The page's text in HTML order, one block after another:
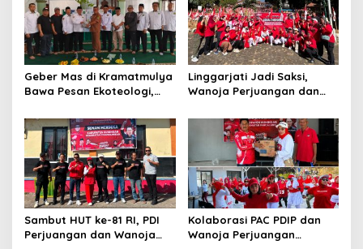
Geber Mas di Kramatmulya
Bawa Pesan Ekoteologi,
Tanam Pohon
Linggarjati Jadi Saksi,
Wanoja Perjuangan dan
Kemerdekaan
Sambut HUT ke-81 RI, PDI
Perjuangan dan Wanoja
Kolaborasi PAC PDIP dan
Wanoja Perjuangan